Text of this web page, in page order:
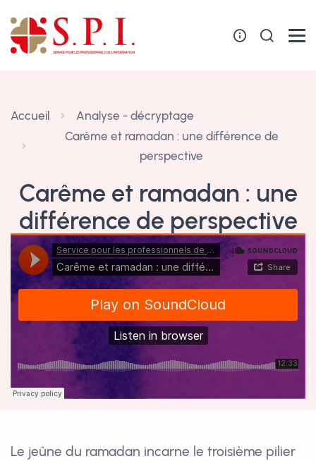
Accueil
Analyse - décryptage
Carême et ramadan : une différence de
perspective
Carême et ramadan : une
différence de perspective
12 février 2024
Le jeûne du ramadan incarne le troisième pilier